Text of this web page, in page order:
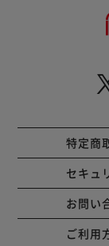
特定商
セキュ
お問い
ご利用